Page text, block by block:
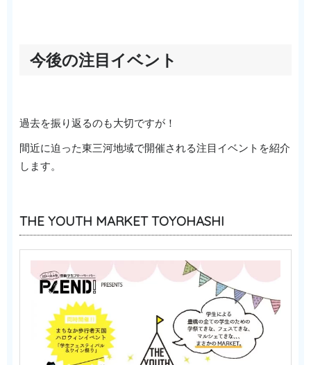
今後の注目イベント
過去を振り返るのも大切ですが！
間近に迫った東三河地域で開催される注目イベントを紹介
します。
THE YOUTH MARKET TOYOHASHI